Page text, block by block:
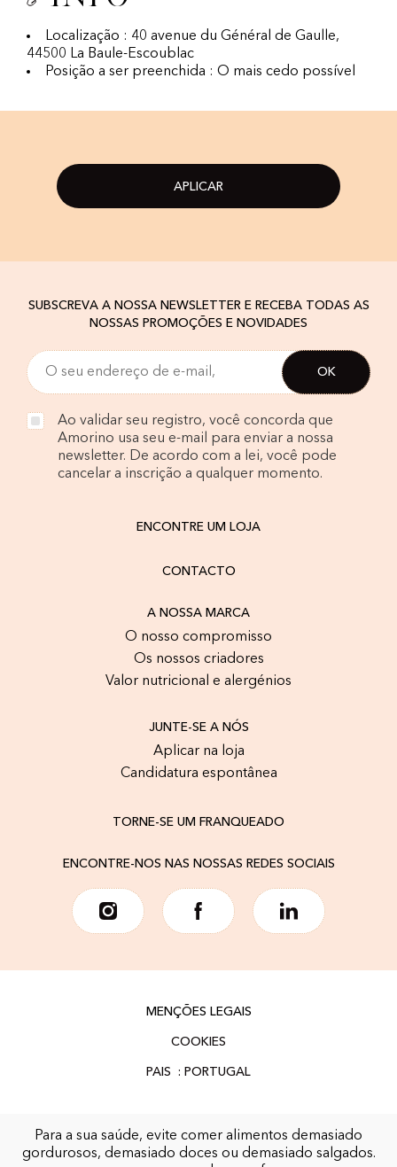
Localização : 40 avenue du Général de Gaulle,
44500 La Baule-Escoublac
Posição a ser preenchida : O mais cedo possível
APLICAR
SUBSCREVA A NOSSA NEWSLETTER E RECEBA TODAS AS
NOSSAS PROMOÇÕES E NOVIDADES
Ao validar seu registro, você concorda que
Amorino usa seu e-mail para enviar a nossa
newsletter. De acordo com a lei, você pode
cancelar a inscrição a qualquer momento.
ENCONTRE UM LOJA
CONTACTO
A NOSSA MARCA
O nosso compromisso
Os nossos criadores
Valor nutricional e alergénios
JUNTE-SE A NÓS
Aplicar na loja
Candidatura espontânea
TORNE-SE UM FRANQUEADO
ENCONTRE-NOS NAS NOSSAS REDES SOCIAIS
MENÇÕES LEGAIS
COOKIES
Para a sua saúde, evite comer alimentos demasiado
gordurosos, demasiado doces ou demasiado salgados.